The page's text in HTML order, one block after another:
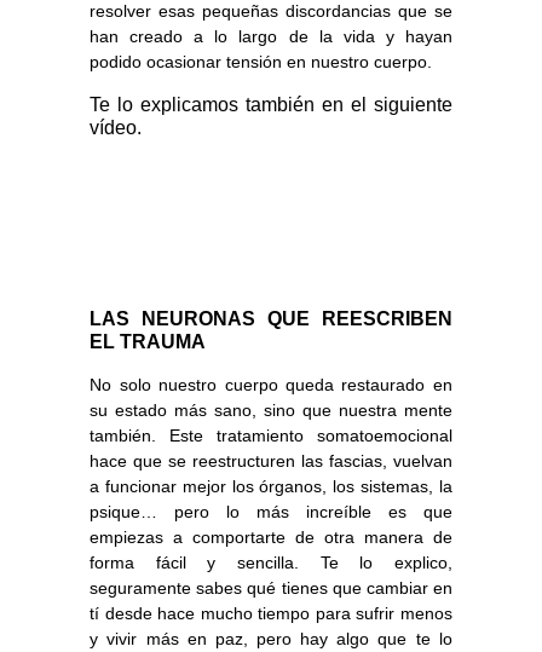
resolver esas pequeñas discordancias que se
han creado a lo largo de la vida y hayan
podido ocasionar tensión en nuestro cuerpo.
Te lo explicamos también en el siguiente
vídeo.
LAS NEURONAS QUE REESCRIBEN
EL TRAUMA
No solo nuestro cuerpo queda restaurado en
su estado más sano, sino que nuestra mente
también. Este tratamiento somatoemocional
hace que se reestructuren las fascias, vuelvan
a funcionar mejor los órganos, los sistemas, la
psique… pero lo más increíble es que
empiezas a comportarte de otra manera de
forma fácil y sencilla. Te lo explico,
seguramente sabes qué tienes que cambiar en
tí desde hace mucho tiempo para sufrir menos
y vivir más en paz, pero hay algo que te lo